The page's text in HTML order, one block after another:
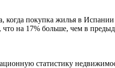
покупка жилья в Испании
на 17% больше, чем в
статистику